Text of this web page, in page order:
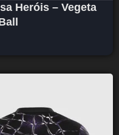
Heróis – Vegeta